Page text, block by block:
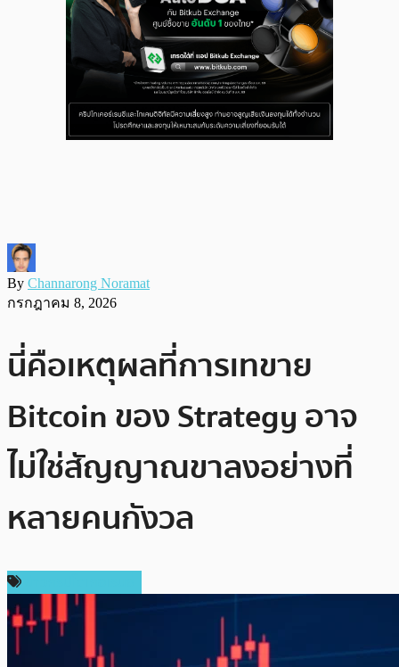
By Channarong Noramat
กรกฎาคม 8, 2026
นี่คือเหตุผลที่การเทขาย
Bitcoin ของ Strategy อาจ
ไม่ใช่สัญญาณขาลงอย่างที่
หลายคนกังวล